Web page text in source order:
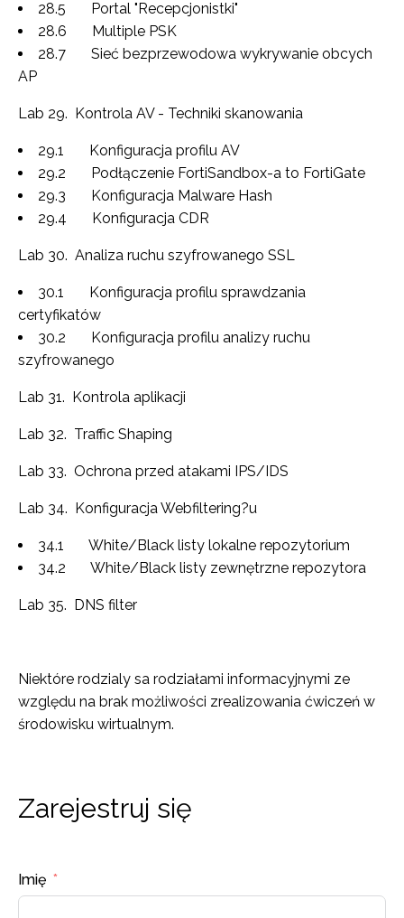
28.5 Portal "Recepcjonistki"
28.6 Multiple PSK
28.7 Sieć bezprzewodowa wykrywanie obcych
AP
Lab 29. Kontrola AV - Techniki skanowania
29.1 Konfiguracja profilu AV
29.2 Podłączenie FortiSandbox-a to FortiGate
29.3 Konfiguracja Malware Hash
29.4 Konfiguracja CDR
Lab 30. Analiza ruchu szyfrowanego SSL
30.1 Konfiguracja profilu sprawdzania
certyfikatów
30.2 Konfiguracja profilu analizy ruchu
szyfrowanego
Lab 31. Kontrola aplikacji
Lab 32. Traffic Shaping
Lab 33. Ochrona przed atakami IPS/IDS
Lab 34. Konfiguracja Webfiltering?u
34.1 White/Black listy lokalne repozytorium
34.2 White/Black listy zewnętrzne repozytora
Lab 35. DNS filter
Niektóre rodzialy sa rodziałami informacyjnymi ze
względu na brak możliwości zrealizowania ćwiczeń w
środowisku wirtualnym.
Zarejestruj się
Imię